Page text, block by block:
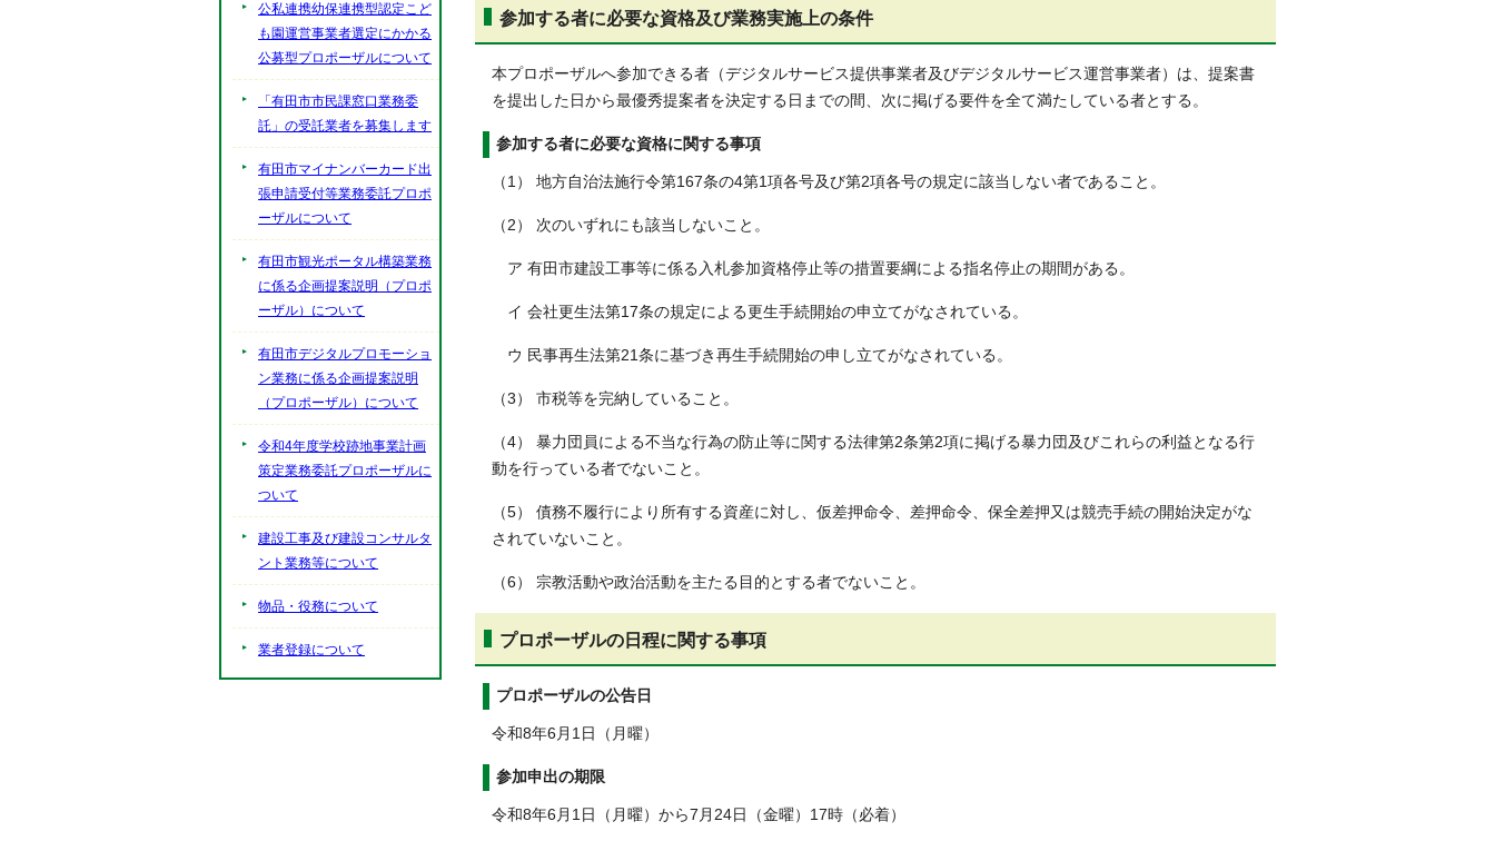
参加する者に必要な資格及び業務実施上の条件
本プロポーザルへ参加できる者（デジタルサービス提供事業者及びデジタルサービス運営事業者）は、提案書
を提出した日から最優秀提案者を決定する日までの間、次に掲げる要件を全て満たしている者とする。
参加する者に必要な資格に関する事項
（1） 地方自治法施行令第167条の4第1項各号及び第2項各号の規定に該当しない者であること。
（2） 次のいずれにも該当しないこと。
ア 有田市建設工事等に係る入札参加資格停止等の措置要綱による指名停止の期間がある。
イ 会社更生法第17条の規定による更生手続開始の申立てがなされている。
ウ 民事再生法第21条に基づき再生手続開始の申し立てがなされている。
（3） 市税等を完納していること。
（4） 暴力団員による不当な行為の防止等に関する法律第2条第2項に掲げる暴力団及びこれらの利益となる行
動を行っている者でないこと。
（5） 債務不履行により所有する資産に対し、仮差押命令、差押命令、保全差押又は競売手続の開始決定がな
されていないこと。
（6） 宗教活動や政治活動を主たる目的とする者でないこと。
プロポーザルの日程に関する事項
プロポーザルの公告日
令和8年6月1日（月曜）
参加申出の期限
令和8年6月1日（月曜）から7月24日（金曜）17時（必着）
公私連携幼保連携型認定こど
も園運営事業者選定にかかる
公募型プロポーザルについて
「有田市市民課窓口業務委
託」の受託業者を募集します
有田市マイナンバーカード出
張申請受付等業務委託プロポ
ーザルについて
有田市観光ポータル構築業務
に係る企画提案説明（プロポ
ーザル）について
有田市デジタルプロモーショ
ン業務に係る企画提案説明
（プロポーザル）について
令和4年度学校跡地事業計画
策定業務委託プロポーザルに
ついて
建設工事及び建設コンサルタ
ント業務等について
物品・役務について
業者登録について